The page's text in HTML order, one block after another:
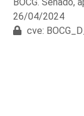
26/04/2024
cve: